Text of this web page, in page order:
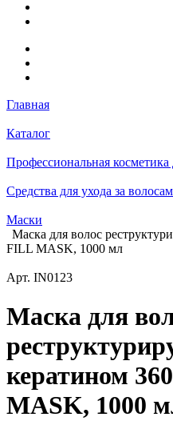
Главная
Каталог
Профессиональная косметика
Средства для ухода за
Маски
Маска для волос
FILL MASK, 1000 мл
Арт. IN0123
Маска для
кератином
MASK, 1000